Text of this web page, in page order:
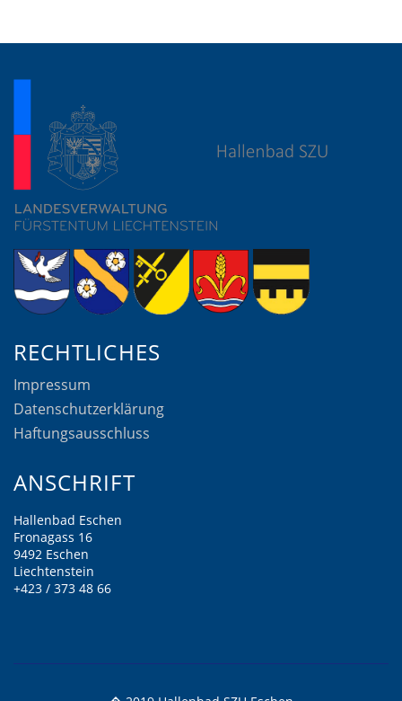
RECHTLICHES
Impressum
Datenschutzerklärung
Haftungsausschluss
ANSCHRIFT
Hallenbad Eschen
Fronagass 16
9492 Eschen
Liechtenstein
+423 / 373 48 66